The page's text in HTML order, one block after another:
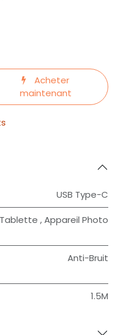
Acheter
maintenant
USB Type-C
Tablette , Appareil Photo
Anti-Bruit
1.5M